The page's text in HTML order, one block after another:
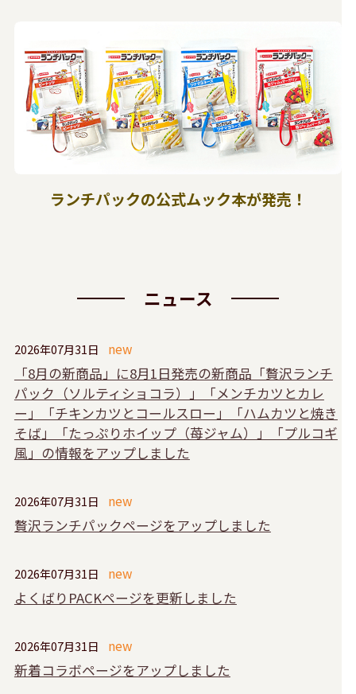
ランチパックの公式ムック本が発売！
ニュース
2026年07月31日
「8月の新商品」に8月1日発売の新商品「贅沢ランチ
パック（ソルティショコラ）」「メンチカツとカレ
ー」「チキンカツとコールスロー」「ハムカツと焼き
そば」「たっぷりホイップ（苺ジャム）」「プルコギ
風」の情報をアップしました
2026年07月31日
贅沢ランチパックページをアップしました
2026年07月31日
よくばりPACKページを更新しました
2026年07月31日
新着コラボページをアップしました